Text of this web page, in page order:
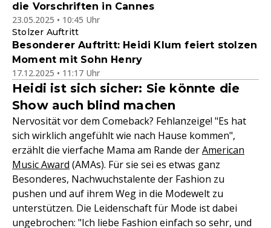
die Vorschriften in Cannes
23.05.2025 • 10:45 Uhr
Stolzer Auftritt
Besonderer Auftritt: Heidi Klum feiert stolzen
Moment mit Sohn Henry
17.12.2025 • 11:17 Uhr
Heidi ist sich sicher: Sie könnte die
Show auch blind machen
Nervosität vor dem Comeback? Fehlanzeige! "Es hat
sich wirklich angefühlt wie nach Hause kommen",
erzählt die vierfache Mama am Rande derAmerican
Music Award (AMAs). Für sie sei es etwas ganz
Besonderes, Nachwuchstalente der Fashion zu
pushen und auf ihrem Weg in die Modewelt zu
unterstützen. Die Leidenschaft für Mode ist dabei
ungebrochen: "Ich liebe Fashion einfach so sehr, und